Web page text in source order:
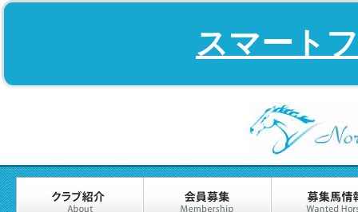
スマート